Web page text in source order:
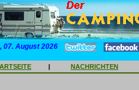
07. August 2026
| NACHRICHTEN